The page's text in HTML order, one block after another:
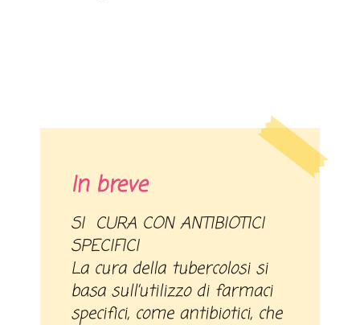
In breve
SI CURA CON ANTIBIOTICI
SPECIFICI
La cura della tubercolosi si
basa sull’utilizzo di farmaci
specifici, come antibiotici, che